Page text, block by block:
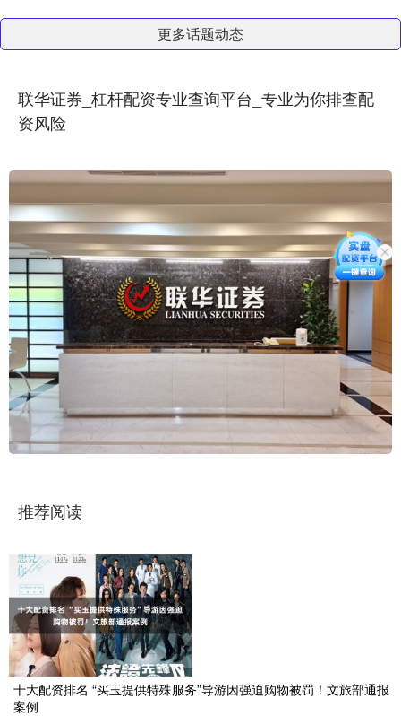
更多话题动态
联华证券_杠杆配资专业查询平台_专业为你排查配
资风险
推荐阅读
十大配资排名 “买玉提供特殊服务”导游因强迫购物被罚！文旅部通报
案例